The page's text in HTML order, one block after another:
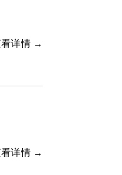
看详情 →
看详情 →